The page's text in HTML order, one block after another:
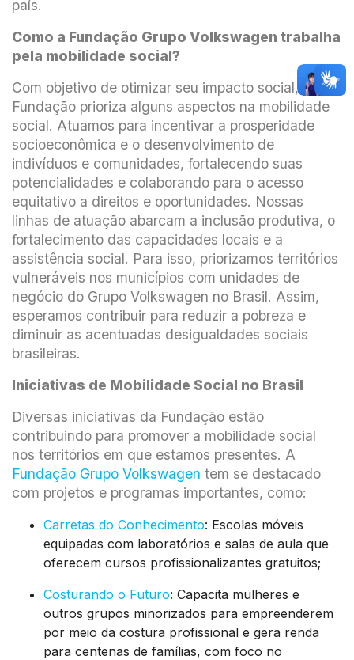
país.
Como a Fundação Grupo Volkswagen trabalha
pela mobilidade social?
Com objetivo de otimizar seu impacto social, a
Fundação prioriza alguns aspectos na mobilidade
social. Atuamos para incentivar a prosperidade
socioeconômica e o desenvolvimento de
indivíduos e comunidades, fortalecendo suas
potencialidades e colaborando para o acesso
equitativo a direitos e oportunidades. Nossas
linhas de atuação abarcam a inclusão produtiva, o
fortalecimento das capacidades locais e a
assistência social. Para isso, priorizamos territórios
vulneráveis nos municípios com unidades de
negócio do Grupo Volkswagen no Brasil. Assim,
esperamos contribuir para reduzir a pobreza e
diminuir as acentuadas desigualdades sociais
brasileiras.
Iniciativas de Mobilidade Social no Brasil
Diversas iniciativas da Fundação estão
contribuindo para promover a mobilidade social
nos territórios em que estamos presentes. A
Fundação Grupo Volkswagen tem se destacado
com projetos e programas importantes, como:
Carretas do Conhecimento: Escolas móveis
equipadas com laboratórios e salas de aula que
oferecem cursos profissionalizantes gratuitos;
Costurando o Futuro: Capacita mulheres e
outros grupos minorizados para empreenderem
por meio da costura profissional e gera renda
para centenas de famílias, com foco no